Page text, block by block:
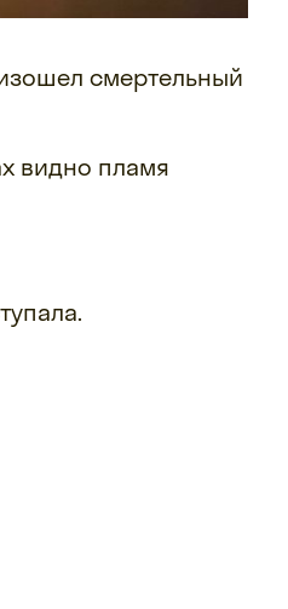
смертельный
видно пламя